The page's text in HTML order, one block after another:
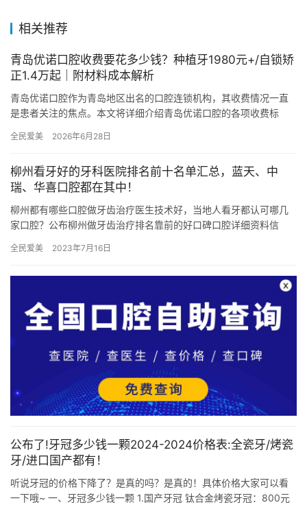
相关推荐
青岛优诺口腔收费要花多少钱？种植牙1980元+/自锁矫
正1.4万起｜附材料成本解析
青岛优诺口腔作为青岛地区出名的口腔连锁机构，其收费情况一直
是患者关注的焦点。本文将详细介绍青岛优诺口腔的各项收费标
的收费情…
全民爱美 2026年6月28日
柳州看牙好的牙科医院排名前十名单汇总，蓝天、中
瑞、华喜口腔都在其中！
柳州都有哪些口腔做牙齿治疗医生技术好，当地人看牙都认可哪几
家口腔？公布柳州做牙齿治疗排名靠前的好口碑口腔详细资料信
地区…
全民爱美 2023年7月16日
公布了!牙冠多少钱一颗2024-2024价格表:全瓷牙/烤瓷
牙/进口国产都有！
听说牙冠的价格下降了？是真的吗？是真的！具体价格大家可以看
一下哦~ 一、牙冠多少钱一颗 1.国产牙冠 钛合金烤瓷牙冠：800元